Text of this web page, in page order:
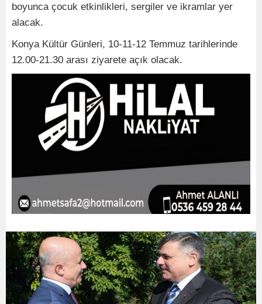
boyunca çocuk etkinlikleri, sergiler ve ikramlar yer
alacak.
Konya Kültür Günleri, 10-11-12 Temmuz tarihlerinde
12.00-21.30 arası ziyarete açık olacak.